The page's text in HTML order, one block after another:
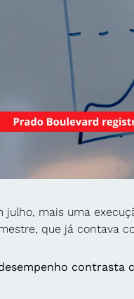
julho, mais uma
que já contava
contrasta